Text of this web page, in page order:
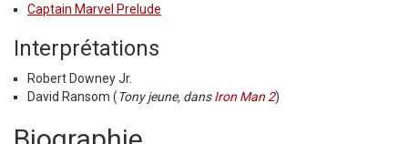
Captain Marvel Prelude
Interprétations
Robert Downey Jr.
David Ransom (Tony jeune, dansIron Man 2)